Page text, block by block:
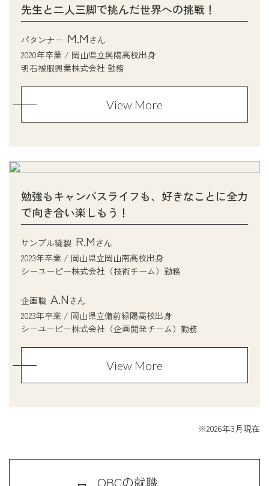
先生と二人三脚で挑んだ世界への挑戦！
パタンナー M.M さん
2020年卒業 / 岡山県立興陽高校出身
明石被服興業株式会社 勤務
View More
勉強もキャンパスライフも、好きなことに全力
で向き合い楽しもう！
サンプル縫製 R.M さん
2023年卒業 / 岡山県立岡山南高校出身
シーユーピー株式会社（技術チーム）勤務
企画職 A.N さん
2023年卒業 / 岡山県立備前緑陽高校出身
シーユーピー株式会社（企画開発チーム）勤務
View More
※2026年3月現在
OBCの就職